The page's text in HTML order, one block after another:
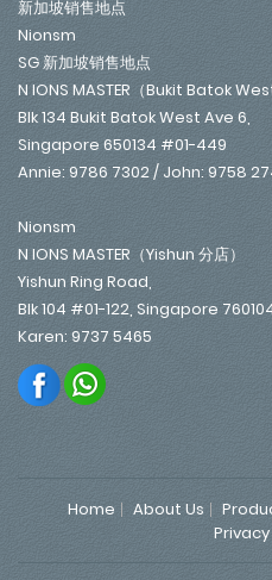
新加坡销售地点
Nionsm
SG 新加坡销售地点
N IONS MASTER（Bukit Batok West
Blk 134 Bukit Batok West Ave 6,
Singapore 650134 #01-449
Annie: 9786 7302 / John: 9758
Nionsm
N IONS MASTER（Yishun 分店）
Yishun Ring Road,
Blk 104 #01-122, Singapore
Karen: 9737 5465
Home About Us